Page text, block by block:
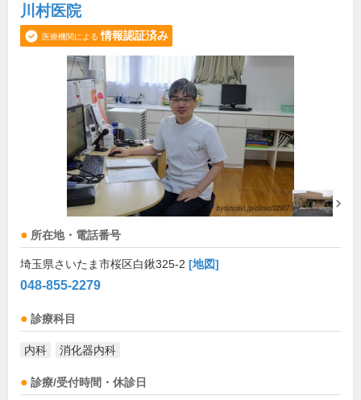
川村医院
医療機関による 情報認証済み
所在地・電話番号
埼玉県さいたま市桜区白鍬325-2 [地図]
048-855-2279
診療科目
内科 消化器内科
診療/受付時間・休診日